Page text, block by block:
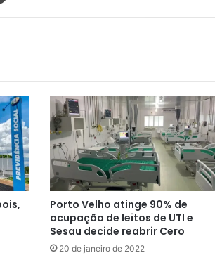
Porto Velho atinge 90% de
ocupação de leitos de UTI e
Sesau decide reabrir Cero
20 de janeiro de 2022